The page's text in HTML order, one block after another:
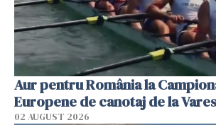
Aur pentru România la
Europene de canotaj de la
02 AUGUST 2026